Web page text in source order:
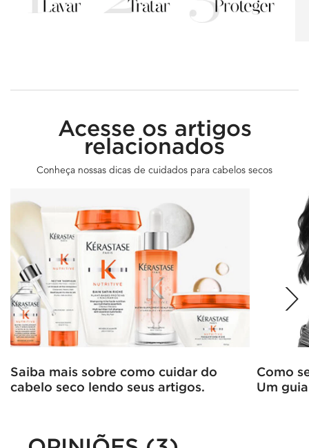
Acesse os artigos
relacionados
Conheça nossas dicas de cuidados para cabelos secos
Saiba mais sobre como cuidar do
cabelo seco lendo seus artigos.
Como
Um
PDP Slot 3 Section
PDP Avaliações